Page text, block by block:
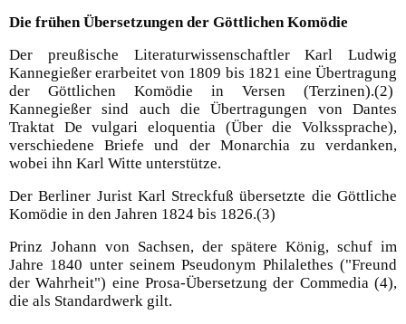
Die frühen Übersetzungen der Göttlichen Komödie
Der preußische Literaturwissenschaftler Karl Ludwig
Kannegießer erarbeitet von 1809 bis 1821 eine Übertragung
der Göttlichen Komödie in Versen (Terzinen).(2)
Kannegießer sind auch die Übertragungen von Dantes
Traktat De vulgari eloquentia (Über die Volkssprache),
verschiedene Briefe und der Monarchia zu verdanken,
wobei ihn Karl Witte unterstütze.
Der Berliner Jurist Karl Streckfuß übersetzte die Göttliche
Komödie in den Jahren 1824 bis 1826.(3)
Prinz Johann von Sachsen, der spätere König, schuf im
Jahre 1840 unter seinem Pseudonym Philalethes ("Freund
der Wahrheit") eine Prosa-Übersetzung der Commedia (4),
die als Standardwerk gilt.